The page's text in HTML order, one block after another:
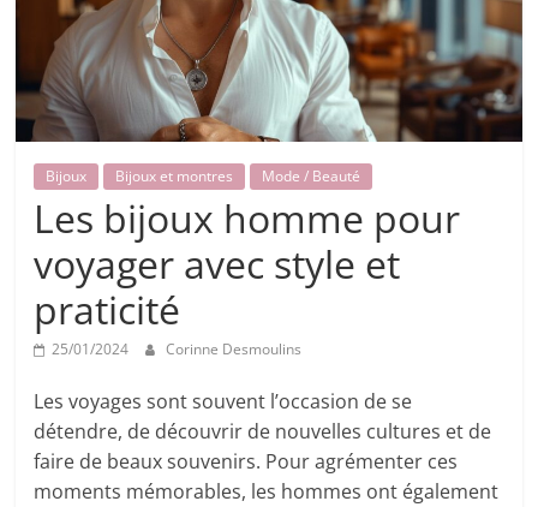
Bijoux Bijoux et montres Mode / Beauté
Les bijoux homme pour
voyager avec style et
praticité
25/01/2024 Corinne Desmoulins
Les voyages sont souvent l’occasion de se
détendre, de découvrir de nouvelles cultures et de
faire de beaux souvenirs. Pour agrémenter ces
moments mémorables, les hommes ont également